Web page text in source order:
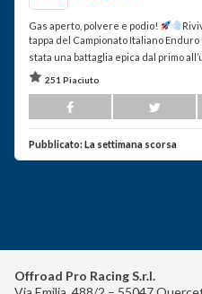
Gas aperto, polvere e podio!
tappa del Campionato Italiano
stata una battaglia epica dal primo
251 Piaciuto
Pubblicato:La settimana scorsa
Offroad Pro Racing S.r.l.